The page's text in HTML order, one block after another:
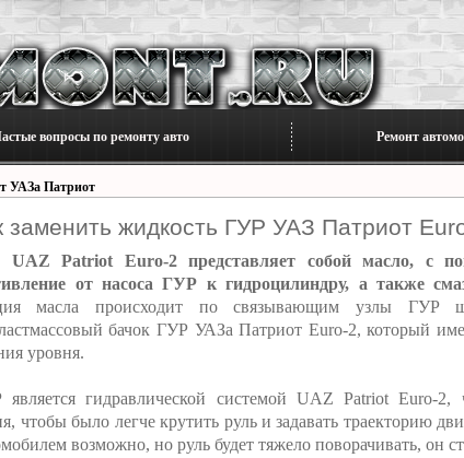
вопросы по ремонту авто Ремонт
УАЗа Патриот
заменить жидкость ГУР УАЗ Патриот
Patriot Euro-2 представляет собой масло, с
от насоса ГУР к гидроцилиндру, а также
масла происходит по связывающим узлы ГУР
бачок ГУР УАЗа Патриот Euro-2, который
уровня.
гидравлической системой UAZ Patriot Euro-2,
чтобы было легче крутить руль и задавать траекторию
возможно, но руль будет тяжело поворачивать, он